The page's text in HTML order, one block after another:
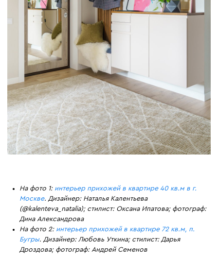
На фото 1: интерьер прихожей в квартире 40 кв.м в г.
Москве. Дизайнер: Наталья Калентьева
(@kalenteva_natalia); стилист: Оксана Ипатова; фотограф:
Дина Александрова
На фото 2: интерьер прихожей в квартире 72 кв.м, п.
Бугры. Дизайнер: Любовь Уткина; стилист: Дарья
Дроздова; фотограф: Андрей Семенов